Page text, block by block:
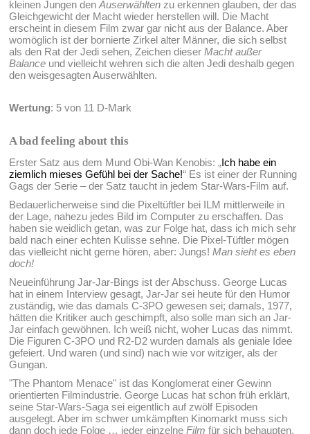
kleinen Jungen denAuserwählten zu erkennen glauben, der das
Gleichgewicht der Macht wieder herstellen will. Die Macht
erscheint in diesem Film zwar gar nicht aus der Balance. Aber
womöglich ist der bornierte Zirkel alter Männer, die sich selbst
als den Rat der Jedi sehen, Zeichen dieserMacht außer
Balance und vielleicht wehren sich die alten Jedi deshalb gegen
den weisgesagten Auserwählten.
Wertung: 5 von 11 D-Mark
A bad feeling about this
Erster Satz aus dem Mund Obi-Wan Kenobis: „Ich habe ein
ziemlich mieses Gefühl bei der Sache!“ Es ist einer der Running
Gags der Serie – der Satz taucht in jedem Star-Wars-Film auf.
Bedauerlicherweise sind die Pixeltüftler bei ILM mittlerweile in
der Lage, nahezu jedes Bild im Computer zu erschaffen. Das
haben sie weidlich getan, was zur Folge hat, dass ich mich sehr
bald nach einer echten Kulisse sehne. Die Pixel-Tüftler mögen
das vielleicht nicht gerne hören, aber: Jungs!Man sieht es eben
doch!
Neueinführung Jar-Jar-Bings ist der Abschuss. George Lucas
hat in einem Interview gesagt, Jar-Jar sei heute für den Humor
zuständig, wie das damals C-3PO gewesen sei; damals, 1977,
hätten die Kritiker auch geschimpft, also solle man sich an Jar-
Jar einfach gewöhnen. Ich weiß nicht, woher Lucas das nimmt.
Die Figuren C-3PO und R2-D2 wurden damals als geniale Idee
gefeiert. Und waren (und sind) nach wie vor witziger, als der
Gungan.
"The Phantom Menace" ist das Konglomerat einer Gewinn
orientierten Filmindustrie. George Lucas hat schon früh erklärt,
seine Star-Wars-Saga sei eigentlich auf zwölf Episoden
ausgelegt. Aber im schwer umkämpften Kinomarkt muss sich
dann doch jede Folge … jeder einzelneFilm für sich behaupten.